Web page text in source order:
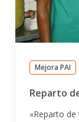
Mejora PAI
Reparto
«Reparto